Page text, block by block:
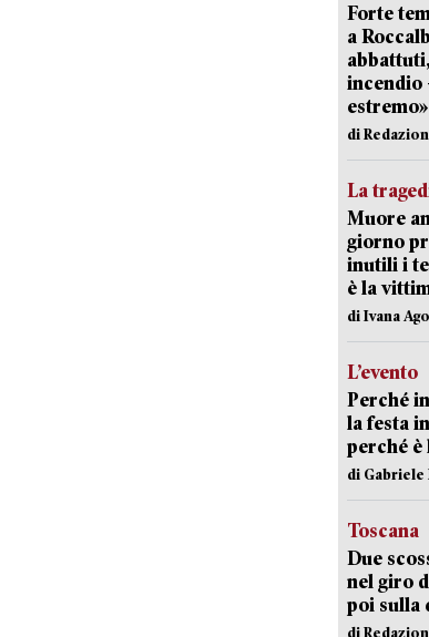
Forte
a
incendio
estremo»
di
La
Muore
giorno
inutili i
è la
di Ivana
L’evento
Perché
la festa
perché è
di Gabriele
Toscana
Due
nel giro
poi sulla
di